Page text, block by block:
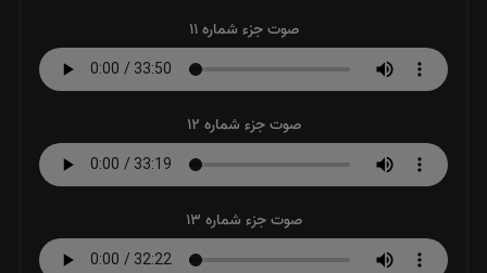
صوت جزء شماره 11
صوت جزء شماره 12
صوت جزء شماره 13